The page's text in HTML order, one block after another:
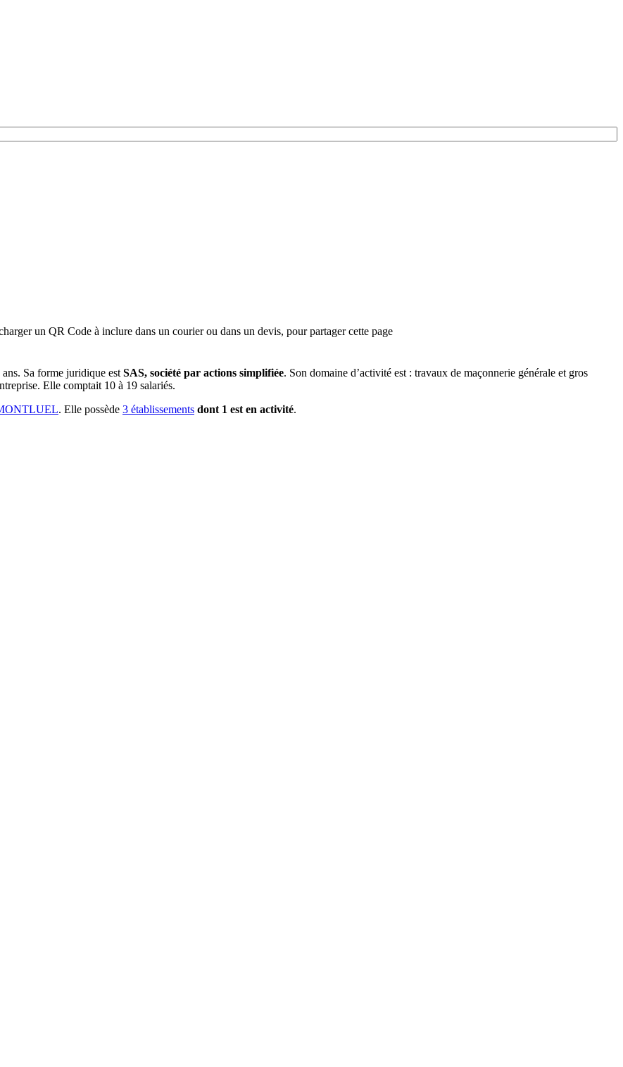
un QR Code à inclure dans un courier ou dans un devis, pour partager cette page
ans. Sa forme juridique est SAS, société par actions simplifiée. Son domaine d’activité est : travaux de maçonnerie générale et gros
Elle comptait 10 à 19 salariés.
. Elle possède 3 établissements dont 1 est en activité.